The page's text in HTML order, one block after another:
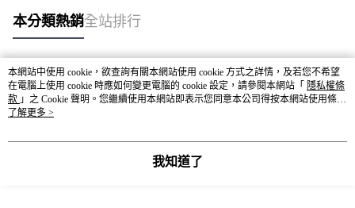
本分類熱銷全站排行
熱門標籤
本網站中使用 cookie，欲查詢有關本網站使用 cookie 方式之詳情，及若您不希望
在電腦上使用 cookie 時應如何變更電腦的 cookie 設定，請參閱本網站「 隱私權條
款 」之 Cookie 聲明。您繼續使用本網站即表示您同意本公司得按本網站使用條款
之 Cookie 聲明使用 cookie。
了解更多 >
我知道了